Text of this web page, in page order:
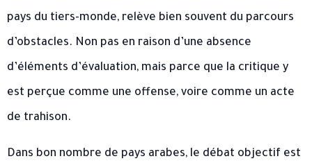
pays du tiers-monde, relève bien souvent du parcours
d’obstacles. Non pas en raison d’une absence
d’éléments d’évaluation, mais parce que la critique y
est perçue comme une offense, voire comme un acte
de trahison.
Dans bon nombre de pays arabes, le débat objectif est